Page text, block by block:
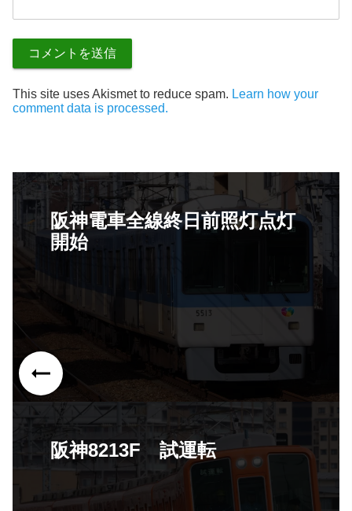
This site uses Akismet to reduce spam. Learn how your
comment data is processed.
阪神電車全線終日前照灯点灯
開始
阪神8213F 試運転